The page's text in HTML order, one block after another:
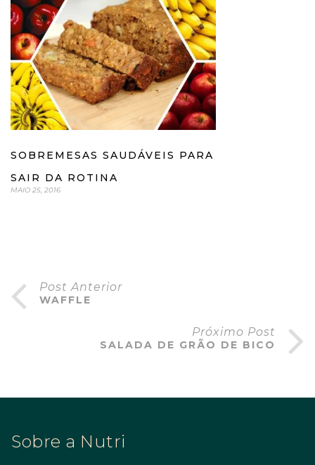
SOBREMESAS SAUDÁVEIS PARA
SAIR DA ROTINA
MAIO 25, 2016
Post Anterior
WAFFLE
Próximo Post
SALADA DE GRÃO DE BICO
Sobre a Nutri